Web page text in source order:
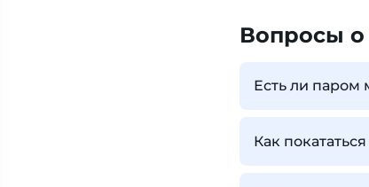
Вопросы о
Есть ли паром
Как